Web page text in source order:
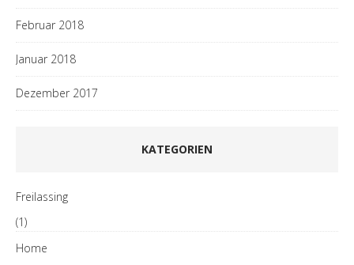
Februar 2018
Januar 2018
Dezember 2017
KATEGORIEN
Freilassing
(1)
Home